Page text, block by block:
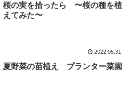
桜の実を拾ったら 〜桜の種を植
えてみた〜
2022.05.31
夏野菜の苗植え プランター菜園